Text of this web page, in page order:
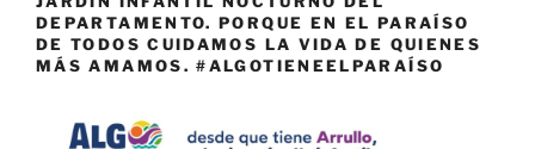
DEPARTAMENTO. PORQUE EN EL PARAÍSO
DE TODOS CUIDAMOS LA VIDA DE QUIENES
MÁS AMAMOS. #ALGOTIENEELPARAÍSO